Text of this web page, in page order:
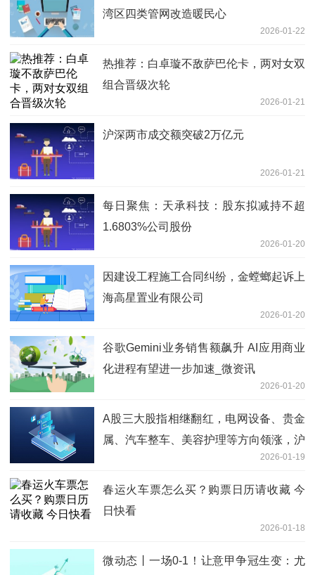
湾区四类管网改造暖民心
2026-01-22
热推荐：白卓璇不敌萨巴伦卡，两对女双
组合晋级次轮
2026-01-21
沪深两市成交额突破2万亿元
2026-01-21
每日聚焦：天承科技：股东拟减持不超
1.6803%公司股份
2026-01-20
因建设工程施工合同纠纷，金螳螂起诉上
海高星置业有限公司
2026-01-20
谷歌Gemini业务销售额飙升 AI应用商业
化进程有望进一步加速_微资讯
2026-01-20
A股三大股指相继翻红，电网设备、贵金
属、汽车整车、美容护理等方向领涨，沪
2026-01-19
春运火车票怎么买？购票日历请收藏 今
日快看
2026-01-18
微动态丨一场0-1！让意甲争冠生变：尤